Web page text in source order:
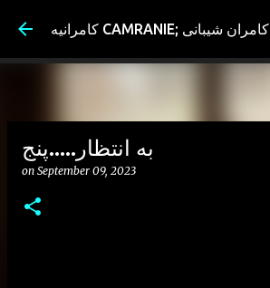
Skip to main content
به انتظار.....پنج
on September 09, 2023